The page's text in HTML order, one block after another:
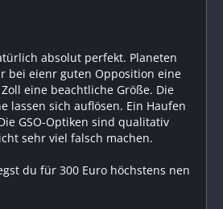
absolut perfekt. Planeten
bei eienr guten Opposition eine
eine beachtliche Größe. Die
lassen sich auflösen. Ein Haufen
GSO-Optiken sind qualitativ
sehr viel falsch machen.
du für 300 Euro höchstens nen